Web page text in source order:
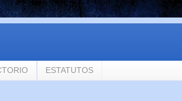
ESTATUTOS